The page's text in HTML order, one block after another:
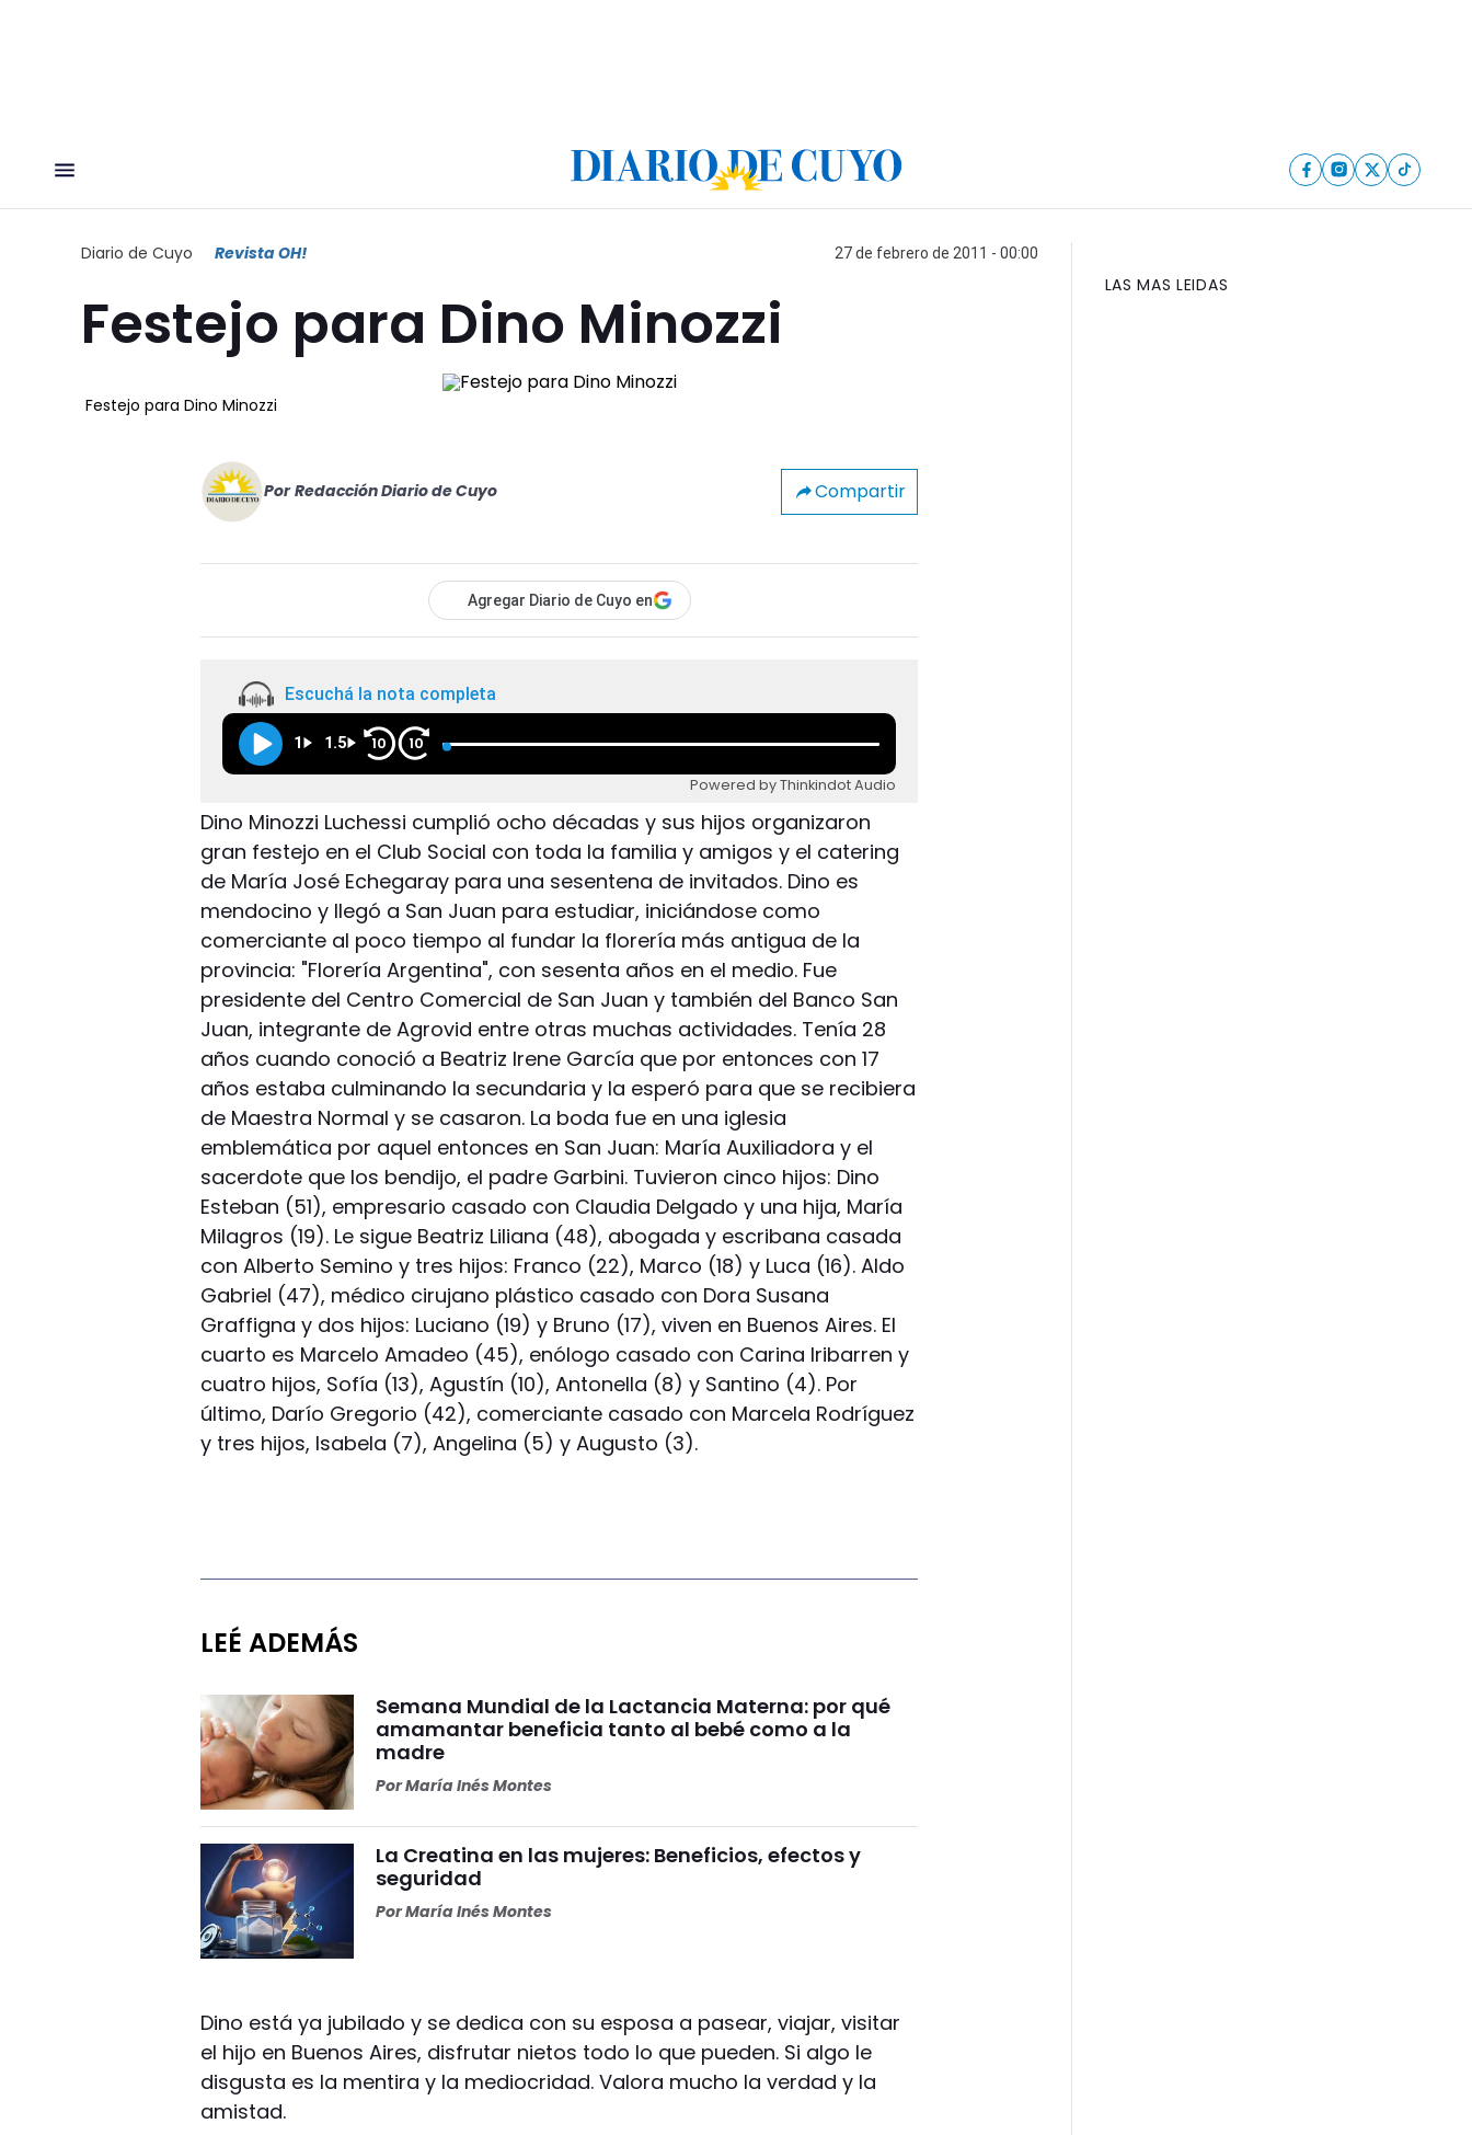
Diario de Cuyo Revista OH! 27 de febrero de 2011 - 00:00
Festejo para Dino Minozzi
Festejo para Dino Minozzi
Por Redacción Diario de Cuyo Compartir
Agregar Diario de Cuyo en
Escuchá la nota completa
1 1.5 10 10
Powered by Thinkindot Audio
Dino Minozzi Luchessi cumplió ocho décadas y sus hijos organizaron
gran festejo en el Club Social con toda la familia y amigos y el catering
de María José Echegaray para una sesentena de invitados. Dino es
mendocino y llegó a San Juan para estudiar, iniciándose como
comerciante al poco tiempo al fundar la florería más antigua de la
provincia: "Florería Argentina", con sesenta años en el medio. Fue
presidente del Centro Comercial de San Juan y también del Banco San
Juan, integrante de Agrovid entre otras muchas actividades. Tenía 28
años cuando conoció a Beatriz Irene García que por entonces con 17
años estaba culminando la secundaria y la esperó para que se recibiera
de Maestra Normal y se casaron. La boda fue en una iglesia
emblemática por aquel entonces en San Juan: María Auxiliadora y el
sacerdote que los bendijo, el padre Garbini. Tuvieron cinco hijos: Dino
Esteban (51), empresario casado con Claudia Delgado y una hija, María
Milagros (19). Le sigue Beatriz Liliana (48), abogada y escribana casada
con Alberto Semino y tres hijos: Franco (22), Marco (18) y Luca (16). Aldo
Gabriel (47), médico cirujano plástico casado con Dora Susana
Graffigna y dos hijos: Luciano (19) y Bruno (17), viven en Buenos Aires. El
cuarto es Marcelo Amadeo (45), enólogo casado con Carina Iribarren y
cuatro hijos, Sofía (13), Agustín (10), Antonella (8) y Santino (4). Por
último, Darío Gregorio (42), comerciante casado con Marcela Rodríguez
y tres hijos, Isabela (7), Angelina (5) y Augusto (3).
LEÉ ADEMÁS
Semana Mundial de la Lactancia Materna: por qué
amamantar beneficia tanto al bebé como a la
madre
PorMaría Inés Montes
La Creatina en las mujeres: Beneficios, efectos y
seguridad
PorMaría Inés Montes
Dino está ya jubilado y se dedica con su esposa a pasear, viajar, visitar
el hijo en Buenos Aires, disfrutar nietos todo lo que pueden. Si algo le
disgusta es la mentira y la mediocridad. Valora mucho la verdad y la
amistad.
LAS MAS LEIDAS